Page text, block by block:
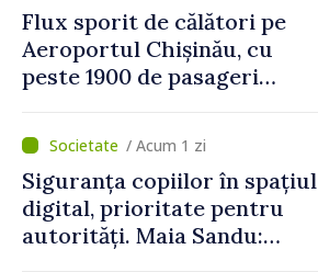
Flux sporit de călători pe
Aeroportul Chișinău, cu
peste 1900 de pasageri
de vârf a concediilor
/ Acum 1 zi
Siguranța copiilor în spațiul
digital, prioritate pentru
autorități. Maia Sandu: